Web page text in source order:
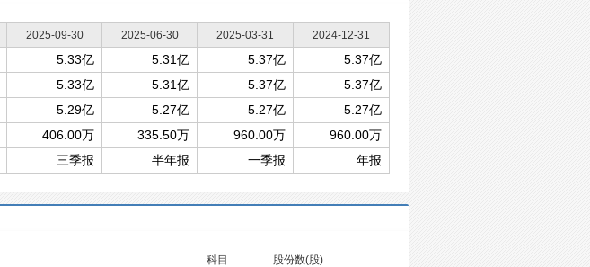
2025-09-30 2025-06-30 2025-03-31
2024-12-31
5.33亿 5.31亿 5.37亿 5.37亿
5.33亿 5.31亿 5.37亿 5.37亿
5.29亿 5.27亿 5.27亿 5.27亿
406.00万 335.50万 960.00万 960.00万
三季报 半年报 一季报 年报
科目
股份数(股)